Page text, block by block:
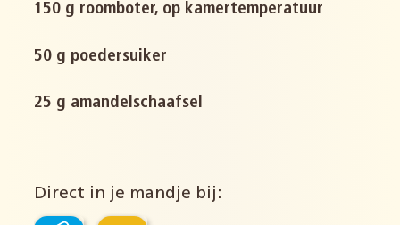
150 g roomboter, op kamertemperatuur
50 g poedersuiker
25 g amandelschaafsel
Direct in je mandje bij: